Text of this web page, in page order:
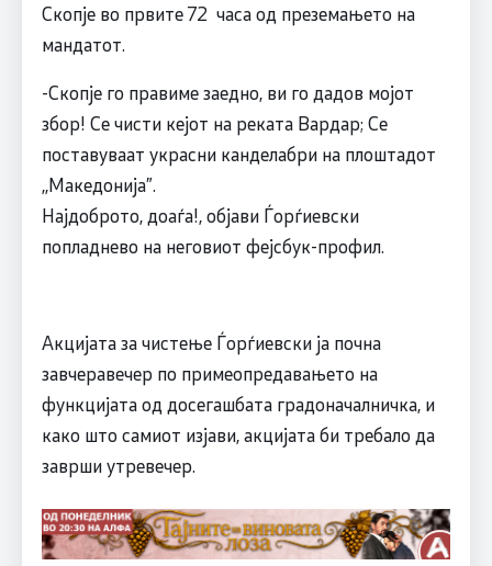
Скопје во првите 72 часа од преземањето на
мандатот.
-Скопје го правиме заедно, ви го дадов мојот
збор! Се чисти кејот на реката Вардар; Се
поставуваат украсни канделабри на плоштадот
,,Македонија”.
Најдоброто, доаѓа!, објави Ѓорѓиевски
попладнево на неговиот фејсбук-профил.
Акцијата за чистење Ѓорѓиевски ја почна
завчеравечер по примеопредавањето на
функцијата од досегашбата градоначалничка, и
како што самиот изјави, акцијата би требало да
заврши утревечер.